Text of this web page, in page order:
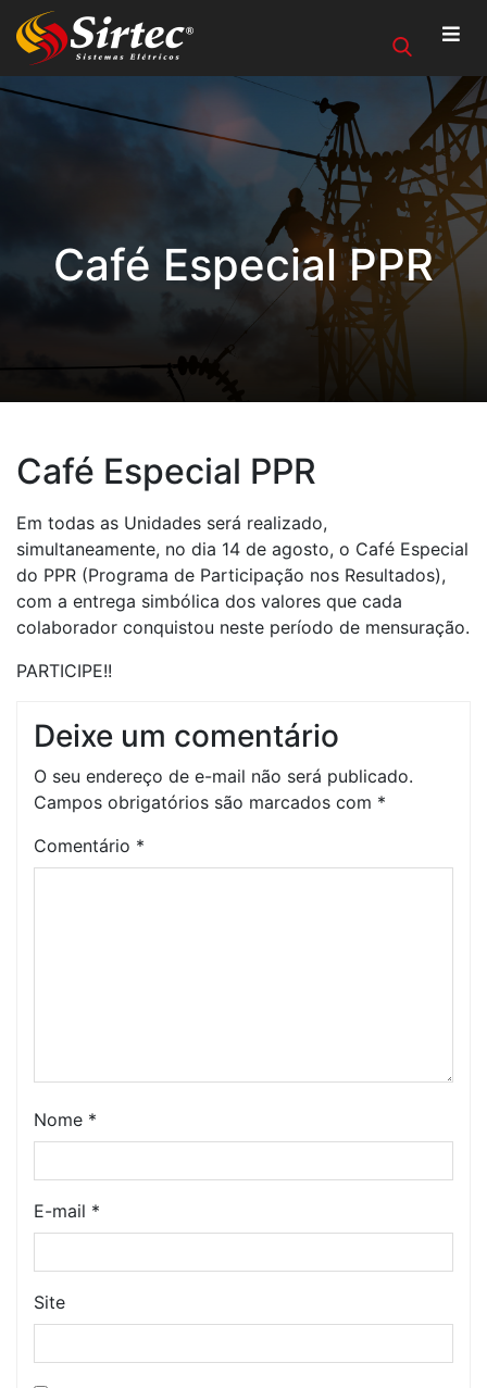
Café Especial PPR
Café Especial PPR
Em todas as Unidades será realizado,
simultaneamente, no dia 14 de agosto, o Café Especial
do PPR (Programa de Participação nos Resultados),
com a entrega simbólica dos valores que cada
colaborador conquistou neste período de mensuração.
PARTICIPE!!
Deixe um comentário
O seu endereço de e-mail não será publicado.
Campos obrigatórios são marcados com *
Comentário *
Nome *
E-mail *
Site